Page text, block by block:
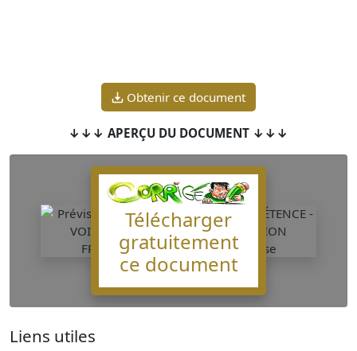
Obtenir ce document
↓↓↓ APERÇU DU DOCUMENT ↓↓↓
Télécharger
gratuitement
ce document
Liens utiles